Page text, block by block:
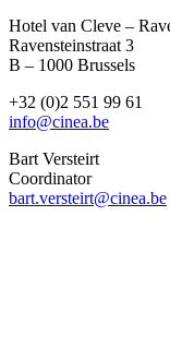
Hotel van Cleve –
Ravensteinstraat 3
B – 1000 Brussels
+32 (0)2 551 99 61
info@cinea.be
Bart Versteirt
Coordinator
bart.versteirt@cinea.be